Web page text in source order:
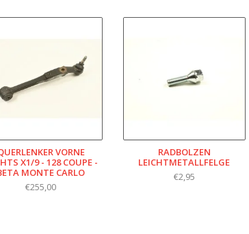
VORNE
X1/9 - 128 COUPE -
MONTE CARLO
€255,00
RADBOLZEN
LEICHTMETALLFELGE
€2,95